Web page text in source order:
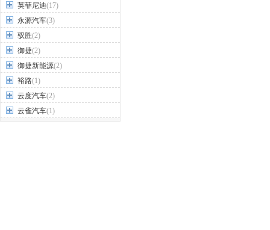
英菲尼迪(17)
永源汽车(3)
驭胜(2)
御捷(2)
御捷新能源(2)
裕路(1)
云度汽车(2)
云雀汽车(1)